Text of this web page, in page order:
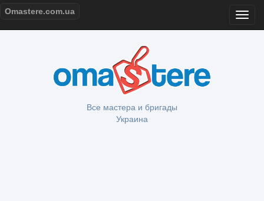
Omastere.com.ua
Все мастера и бригады
Украина